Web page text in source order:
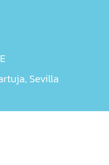
Sevilla